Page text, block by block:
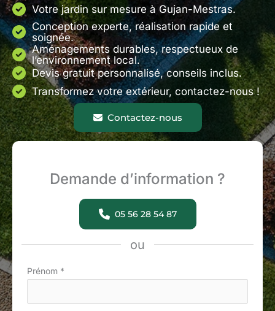
Votre jardin sur mesure à Gujan-Mestras.
Conception experte, réalisation rapide et
soignée.
Aménagements durables, respectueux de
l’environnement local.
Devis gratuit personnalisé, conseils inclus.
Transformez votre extérieur, contactez-nous !
Contactez-nous
Demande d’information ?
05 56 28 54 87
ou
Formulaire
avec
Prénom *